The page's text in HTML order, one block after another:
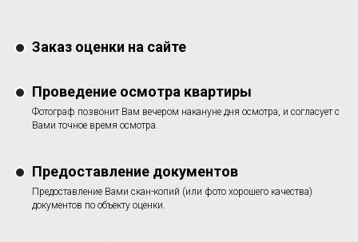
Заказ оценки на сайте
Проведение осмотра квартиры
Фотограф позвонит Вам вечером накануне дня осмотра, и согласует с
Вами точное время осмотра.
Предоставление документов
Предоставление Вами скан-копий (или фото хорошего качества)
документов по объекту оценки.